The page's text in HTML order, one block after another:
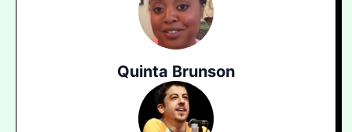
Quinta Brunson